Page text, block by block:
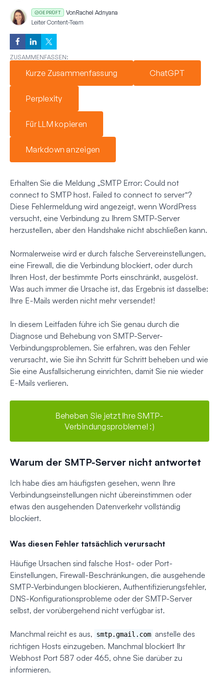
GEPRÜFT VonRachel Adnyana
Leiter Content-Team
ZUSAMMENFASSEN:
Kurze Zusammenfassung ChatGPT
Perplexity
Für LLM kopieren
Markdown anzeigen
Erhalten Sie die Meldung „SMTP Error: Could not
connect to SMTP host. Failed to connect to server“?
Diese Fehlermeldung wird angezeigt, wenn WordPress
versucht, eine Verbindung zu Ihrem SMTP-Server
herzustellen, aber den Handshake nicht abschließen kann.
Normalerweise wird er durch falsche Servereinstellungen,
eine Firewall, die die Verbindung blockiert, oder durch
Ihren Host, der bestimmte Ports einschränkt, ausgelöst.
Was auch immer die Ursache ist, das Ergebnis ist dasselbe:
Ihre E-Mails werden nicht mehr versendet!
In diesem Leitfaden führe ich Sie genau durch die
Diagnose und Behebung von SMTP-Server-
Verbindungsproblemen. Sie erfahren, was den Fehler
verursacht, wie Sie ihn Schritt für Schritt beheben und wie
Sie eine Ausfallsicherung einrichten, damit Sie nie wieder
E-Mails verlieren.
Beheben Sie jetzt Ihre SMTP-
Verbindungsprobleme! :)
Warum der SMTP-Server nicht antwortet
Ich habe dies am häufigsten gesehen, wenn Ihre
Verbindungseinstellungen nicht übereinstimmen oder
etwas den ausgehenden Datenverkehr vollständig
blockiert.
Was diesen Fehler tatsächlich verursacht
Häufige Ursachen sind falsche Host- oder Port-
Einstellungen, Firewall-Beschränkungen, die ausgehende
SMTP-Verbindungen blockieren, Authentifizierungsfehler,
DNS-Konfigurationsprobleme oder der SMTP-Server
selbst, der vorübergehend nicht verfügbar ist.
Manchmal reicht es aus, smtp.gmail.com anstelle des
richtigen Hosts einzugeben. Manchmal blockiert Ihr
Webhost Port 587 oder 465, ohne Sie darüber zu
informieren.